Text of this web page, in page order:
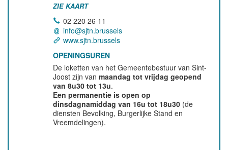
ZIE KAART
02 220 26 11
info@sjtn.brussels
www.sjtn.brussels
OPENINGSUREN
De loketten van het Gemeentebestuur van Sint-
Joost zijn vanmaandag tot vrijdag geopend
van 8u30 tot 13u.
Een permanentie is open op
dinsdagnamiddag van 16u tot 18u30 (de
diensten Bevolking, Burgerlijke Stand en
Vreemdelingen).